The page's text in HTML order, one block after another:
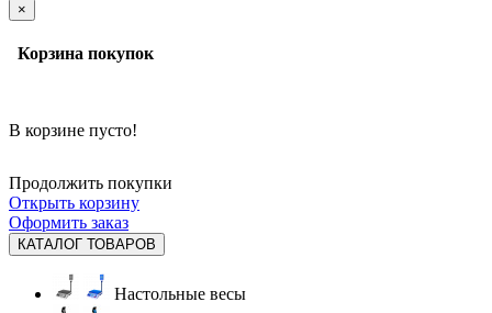
×
Корзина покупок
В корзине пусто!
Продолжить покупки
Открыть корзину
Оформить заказ
КАТАЛОГ ТОВАРОВ
Настольные весы